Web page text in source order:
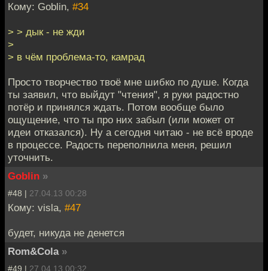
Кому: Goblin, #34
> > дык - не жди
>
> в чём проблема-то, камрад
Просто творчество твоё мне шибко по душе. Когда
ты заявил, что выйдут "чтения", я руки радостно
потёр и принялся ждать. Потом вообще было
ощущение, что ты про них забыл (или может от
идеи отказался). Ну а сегодня читаю - не всё вроде
в процессе. Радость переполнила меня, решил
уточнить.
Goblin »
#48 | 27.04.13 00:28
Кому: visla, #47
будет, никуда не денется
Rom&Cola »
#49 | 27.04.13 00:32